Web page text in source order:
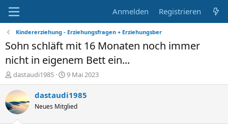
Anmelden Registrieren
Kindererziehung - Erziehungsfragen + Erziehungsber
Sohn schläft mit 16 Monaten noch immer
nicht in eigenem Bett ein...
E
r
s
t
e
dastaudi1985
E
r
s
t
e
9 Mai 2023
dastaudi1985
Neues Mitglied